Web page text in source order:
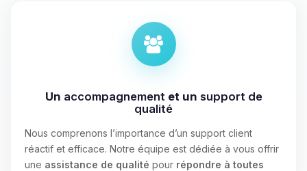
Un accompagnementet un support de
qualité
Nous comprenons l’importance d’un support client
réactif et efficace. Notre équipe est dédiée à vous offrir
une assistance de qualité pour répondre à toutes